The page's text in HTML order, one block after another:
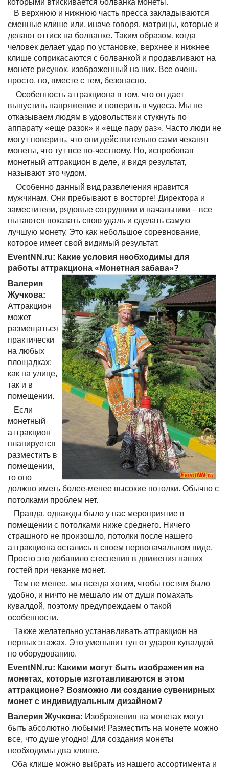
которыми втискивается болванка монеты.
В верхнюю и нижнюю часть пресса закладываются
сменные клише или, иначе говоря, матрицы, которые и
делают оттиск на болванке. Таким образом, когда
человек делает удар по установке, верхнее и нижнее
клише соприкасаются с болванкой и продавливают на
монете рисунок, изображенный на них. Все очень
просто, но, вместе с тем, безопасно.
Особенность аттракциона в том, что он дает
выпустить напряжение и поверить в чудеса. Мы не
отказываем людям в удовольствии стукнуть по
аппарату «еще разок» и «еще пару раз». Часто люди не
могут поверить, что они действительно сами чеканят
монеты, что тут все по-честному. Но, испробовав
монетный аттракцион в деле, и видя результат,
называют это чудом.
Особенно данный вид развлечения нравится
мужчинам. Они пребывают в восторге! Директора и
заместители, рядовые сотрудники и начальники – все
пытаются показать свою удаль и сделать самую
лучшую монету. Это как небольшое соревнование,
которое имеет свой видимый результат.
EventNN.ru: Какие условия необходимы для
работы аттракциона «Монетная забава»?
Валерия
Жучкова:
Аттракцион
может
размещаться
практически
на любых
площадках:
как на улице,
так и в
помещении.
Если
монетный
аттракцион
планируется
разместить в
помещении,
то оно
должно иметь более-менее высокие потолки. Обычно с
потолками проблем нет.
Правда, однажды было у нас мероприятие в
помещении с потолками ниже среднего. Ничего
страшного не произошло, потолки после нашего
аттракциона остались в своем первоначальном виде.
Просто это добавило стеснения в движения наших
гостей при чеканке монет.
Тем не менее, мы всегда хотим, чтобы гостям было
удобно, и ничто не мешало им от души помахать
кувалдой, поэтому предупреждаем о такой
особенности.
Также желательно устанавливать аттракцион на
первых этажах. Это уменьшит гул от ударов кувалдой
по оборудованию.
EventNN.ru: Какими могут быть изображения на
монетах, которые изготавливаются в этом
аттракционе? Возможно ли создание сувенирных
монет с индивидуальным дизайном?
Валерия Жучкова: Изображения на монетах могут
быть абсолютно любыми! Разместить на монете можно
все, что душе угодно! Для создания монеты
необходимы два клише.
Оба клише можно выбрать из нашего ассортимента и